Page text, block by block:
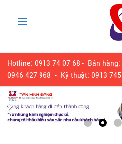
Hotline: 0913 74 07 68 - Bán
0946 427 968 - Kỹ thuật: 0913